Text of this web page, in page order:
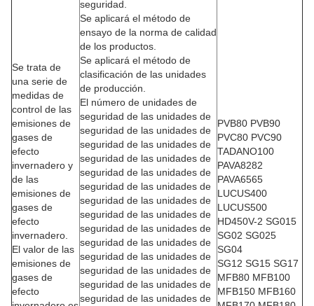
Se trata de
una serie de
medidas de
control de las
emisiones de
gases de
efecto
invernadero y
de las
emisiones de
gases de
efecto
invernadero.
El valor de las
emisiones de
gases de
efecto
seguridad.
Se aplicará el método de
ensayo de la norma de calidad
de los productos.
Se aplicará el método de
clasificación de las unidades
de producción.
El número de unidades de
seguridad de las unidades de
seguridad de las unidades de
seguridad de las unidades de
seguridad de las unidades de
seguridad de las unidades de
seguridad de las unidades de
seguridad de las unidades de
seguridad de las unidades de
seguridad de las unidades de
seguridad de las unidades de
seguridad de las unidades de
seguridad de las unidades de
seguridad de las unidades de
seguridad de las unidades de
PVB80 PVB90
PVC80 PVC90
TADANO100
PAVA8282
PAVA6565
LUCUS400
LUCUS500
HD450V-2 SG015
SG02 SG025
SG04
SG12 SG15 SG17
MFB80 MFB100
MFB150 MFB160